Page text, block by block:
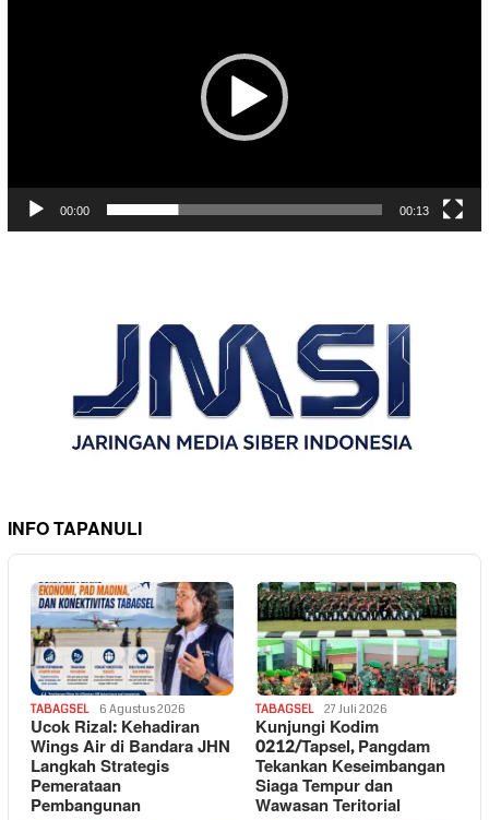
00:00 00:13
INFO TAPANULI
TABAGSEL 6 Agustus 2026
Ucok Rizal: Kehadiran
Wings Air di Bandara JHN
Langkah Strategis
Pemerataan
Pembangunan
TABAGSEL 27 Juli 2026
Kunjungi Kodim
0212/Tapsel, Pangdam
Tekankan Keseimbangan
Siaga Tempur dan
Wawasan Teritorial